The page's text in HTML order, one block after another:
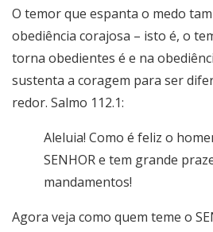
O temor que espanta o medo
obediência corajosa – isto é, o
torna obedientes é e na
sustenta a coragem para ser
redor. Salmo 112.1:
Aleluia! Como é feliz o
SENHOR e tem grande
mandamentos!
Agora veja como quem teme o